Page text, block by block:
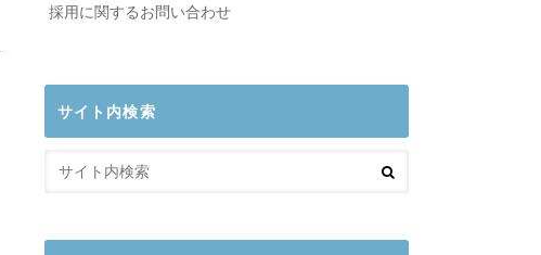
採用に関するお問い合わせ
サイト内検索